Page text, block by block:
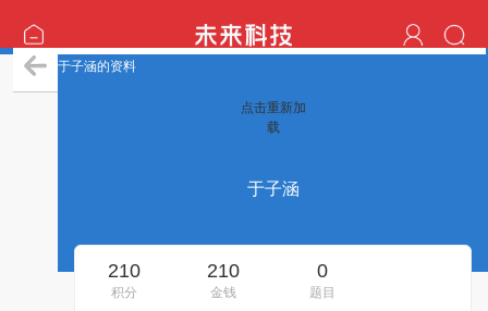
于子涵的资料
点击重新加
载
于子涵
210
积分
210
金钱
0
题目